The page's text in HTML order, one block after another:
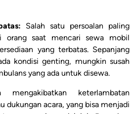
Salah satu persoalan paling
orang saat mencari sewa mobil
yang terbatas. Sepanjang
kondisi genting, mungkin susah
yang ada untuk disewa.
keterlambatan
dukungan acara, yang bisa menjadi